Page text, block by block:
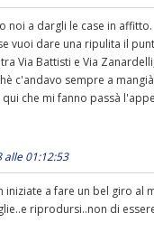
noi a dargli le case in affitto.
vuoi dare una ripulita il
Via Battisti e Via
c'andavo sempre a
che mi fanno passà
alle 01:12:53
a fare un bel giro al
riprodursi..non di